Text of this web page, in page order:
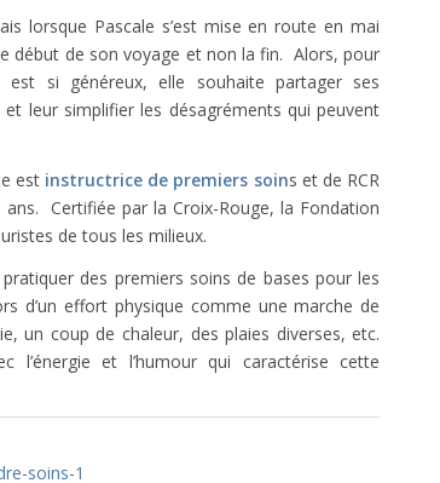
lorsque Pascale s’est mise en route en mai
début de son voyage et non la fin. Alors, pour
si généreux, elle souhaite partager ses
leur simplifier les désagréments qui peuvent
est instructrice de premiers soins et de RCR
ans. Certifiée par la Croix-Rouge, la Fondation
de tous les milieux.
des premiers soins de bases pour les
d’un effort physique comme une marche de
un coup de chaleur, des plaies diverses, etc.
l’énergie et l’humour qui caractérise cette